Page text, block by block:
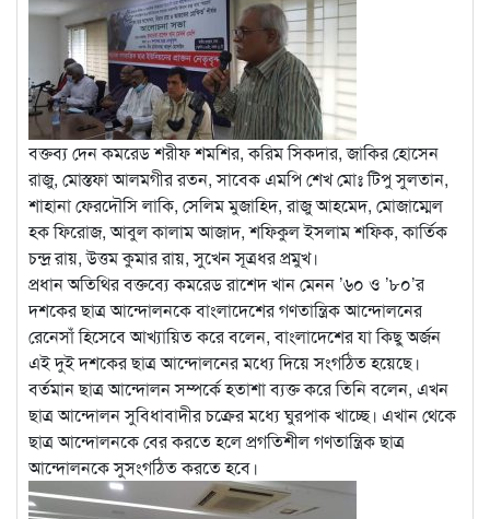
বক্তব্য দেন কমরেড শরীফ শমশির, করিম সিকদার, জাকির হোসেন
রাজু, মোস্তফা আলমগীর রতন, সাবেক এমপি শেখ মোঃ টিপু সুলতান,
শাহানা ফেরদৌসি লাকি, সেলিম মুজাহিদ, রাজু আহমেদ, মোজাম্মেল
হক ফিরোজ, আবুল কালাম আজাদ, শফিকুল ইসলাম শফিক, কার্তিক
চন্দ্র রায়, উত্তম কুমার রায়, সুখেন সূত্রধর প্রমুখ।
প্রধান অতিথির বক্তব্যে কমরেড রাশেদ খান মেনন ’৬০ ও ’৮০’র
দশকের ছাত্র আন্দোলনকে বাংলাদেশের গণতান্ত্রিক আন্দোলনের
রেনেসাঁ হিসেবে আখ্যায়িত করে বলেন, বাংলাদেশের যা কিছু অর্জন
এই দুই দশকের ছাত্র আন্দোলনের মধ্যে দিয়ে সংগঠিত হয়েছে।
বর্তমান ছাত্র আন্দোলন সম্পর্কে হতাশা ব্যক্ত করে তিনি বলেন, এখন
ছাত্র আন্দোলন সুবিধাবাদীর চক্রের মধ্যে ঘুরপাক খাচ্ছে। এখান থেকে
ছাত্র আন্দোলনকে বের করতে হলে প্রগতিশীল গণতান্ত্রিক ছাত্র
আন্দোলনকে সুসংগঠিত করতে হবে।